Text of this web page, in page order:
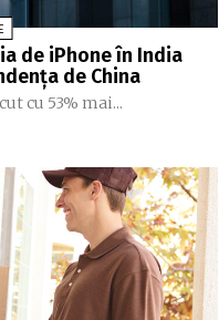
de iPhone în India
de China
cu 53% mai...